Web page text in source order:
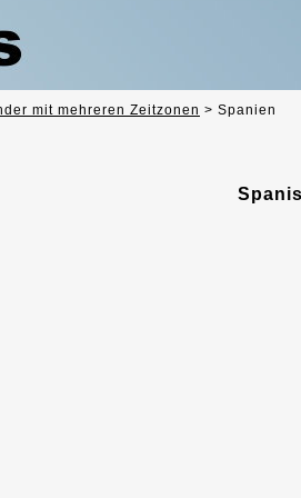
mit mehreren Zeitzonen > Spanien